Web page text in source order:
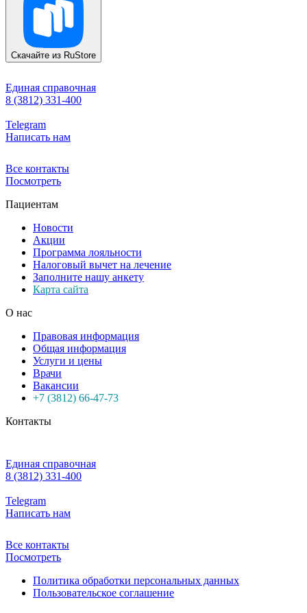
Скачайте из RuStore
Единая справочная
8 (3812) 331-400
Telegram
Написать нам
Все контакты
Посмотреть
Пациентам
Новости
Акции
Программа лояльности
Налоговый вычет на лечение
Заполните нашу анкету
Карта сайта
О нас
Правовая информация
Общая информация
Услуги и цены
Врачи
Вакансии
+7 (3812) 66-47-73
Контакты
Единая справочная
8 (3812) 331-400
Telegram
Написать нам
Все контакты
Посмотреть
Политика обработки персональных данных
Пользовательское соглашение